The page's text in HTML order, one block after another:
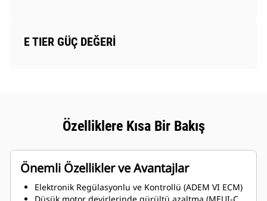
E TIER GÜÇ DEĞERİ
Özelliklere Kısa Bir Bakış
Önemli Özellikler ve Avantajlar
Elektronik Regülasyonlu ve Kontrollü (ADEM VI ECM)